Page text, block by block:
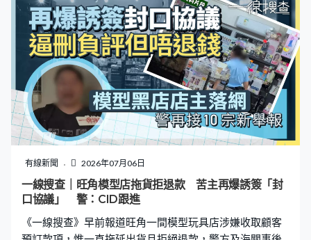
東河緊急降落，當局正調查事故原因。
有線新聞 2026年07月06日
一線搜查｜旺角模型店拖貨拒退款 苦主再爆誘簽「封
口協議」 警：CID跟進
《一線搜查》早前報道旺角一間模型玩具店涉嫌收取顧客